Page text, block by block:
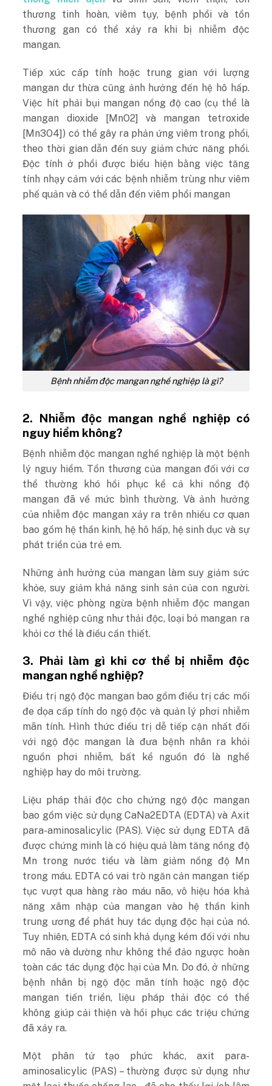
thương tinh hoàn, viêm tụy, bệnh phổi và tổn
thương gan có thể xảy ra khi bị nhiễm độc
mangan.
Tiếp xúc cấp tính hoặc trung gian với lượng
mangan dư thừa cũng ảnh hưởng đến hệ hô hấp.
Việc hít phải bụi mangan nồng độ cao (cụ thể là
mangan dioxide [MnO2] và mangan tetroxide
[Mn3O4]) có thể gây ra phản ứng viêm trong phổi,
theo thời gian dẫn đến suy giảm chức năng phổi.
Độc tính ở phổi được biểu hiện bằng việc tăng
tính nhạy cảm với các bệnh nhiễm trùng như viêm
phế quản và có thể dẫn đến viêm phổi mangan
Bệnh nhiễm độc mangan nghề nghiệp là gì?
2. Nhiễm độc mangan nghề nghiệp có
nguy hiểm không?
Bệnh nhiễm độc mangan nghề nghiệp là một bệnh
lý nguy hiểm. Tổn thương của mangan đối với cơ
thể thường khó hồi phục kể cả khi nồng độ
mangan đã về mức bình thường. Và ảnh hưởng
của nhiễm độc mangan xảy ra trên nhiều cơ quan
bao gồm hệ thần kinh, hệ hô hấp, hệ sinh dục và sự
phát triển của trẻ em.
Những ảnh hưởng của mangan làm suy giảm sức
khỏe, suy giảm khả năng sinh sản của con người.
Vì vậy, việc phòng ngừa bệnh nhiễm độc mangan
nghề nghiệp cũng như thải độc, loại bỏ mangan ra
khỏi cơ thể là điều cần thiết.
3. Phải làm gì khi cơ thể bị nhiễm độc
mangan nghề nghiệp?
Điều trị ngộ độc mangan bao gồm điều trị các mối
đe dọa cấp tính do ngộ độc và quản lý phơi nhiễm
mãn tính. Hình thức điều trị dễ tiếp cận nhất đối
với ngộ độc mangan là đưa bệnh nhân ra khỏi
nguồn phơi nhiễm, bất kể nguồn đó là nghề
nghiệp hay do môi trường.
Liệu pháp thải độc cho chứng ngộ độc mangan
bao gồm việc sử dụng CaNa2EDTA (EDTA) và Axit
para-aminosalicylic (PAS). Việc sử dụng EDTA đã
được chứng minh là có hiệu quả làm tăng nồng độ
Mn trong nước tiểu và làm giảm nồng độ Mn
trong máu. EDTA có vai trò ngăn cản mangan tiếp
tục vượt qua hàng rào máu não, vô hiệu hóa khả
năng xâm nhập của mangan vào hệ thần kinh
trung ương để phát huy tác dụng độc hại của nó.
Tuy nhiên, EDTA có sinh khả dụng kém đối với nhu
mô não và dường như không thể đảo ngược hoàn
toàn các tác dụng độc hại của Mn. Do đó, ở những
bệnh nhân bị ngộ độc mãn tính hoặc ngộ độc
mangan tiến triển, liệu pháp thải độc có thể
không giúp cải thiện và hồi phục các triệu chứng
đã xảy ra.
Một phân tử tạo phức khác, axit para-
aminosalicylic (PAS) – thường được sử dụng như